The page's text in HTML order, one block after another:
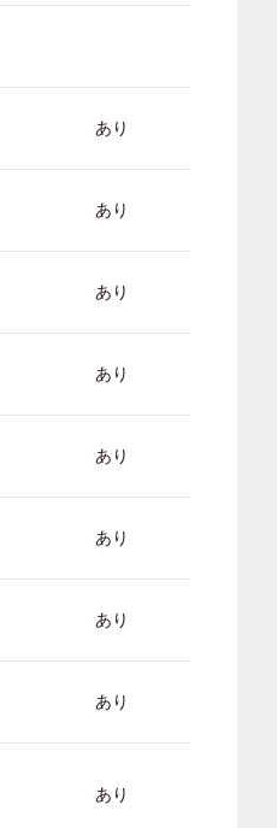
あり
あり
あり
あり
あり
あり
あり
あり
あり